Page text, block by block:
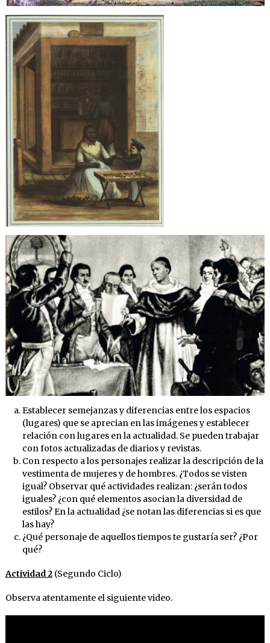
Establecer semejanzas y diferencias entre los espacios
(lugares) que se aprecian en las imágenes y establecer
relación con lugares en la actualidad. Se pueden trabajar
con fotos actualizadas de diarios y revistas.
Con respecto a los personajes realizar la descripción de la
vestimenta de mujeres y de hombres. ¿Todos se visten
igual? Observar qué actividades realizan: ¿serán todos
iguales? ¿con qué elementos asocian la diversidad de
estilos? En la actualidad ¿se notan las diferencias si es que
las hay?
¿Qué personaje de aquellos tiempos te gustaría ser? ¿Por
qué?
Actividad 2(Segundo Ciclo)
Observa atentamente el siguiente video.